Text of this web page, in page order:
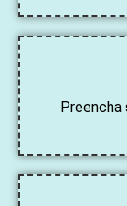
Preencha